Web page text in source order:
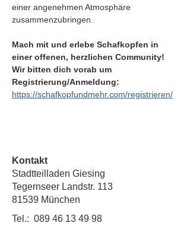
einer angenehmen Atmosphäre
zusammenzubringen.
Mach mit und erlebe Schafkopfen in
einer offenen, herzlichen Community!
Wir bitten dich vorab um
Registrierung/Anmeldung:
https://schafkopfundmehr.com/registrieren/
Kontakt
Stadtteilladen Giesing
Tegernseer Landstr. 113
81539 München
Tel.: 089 46 13 49 98